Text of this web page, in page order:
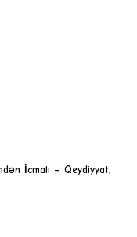
İcmalı – Qeydiyyat,